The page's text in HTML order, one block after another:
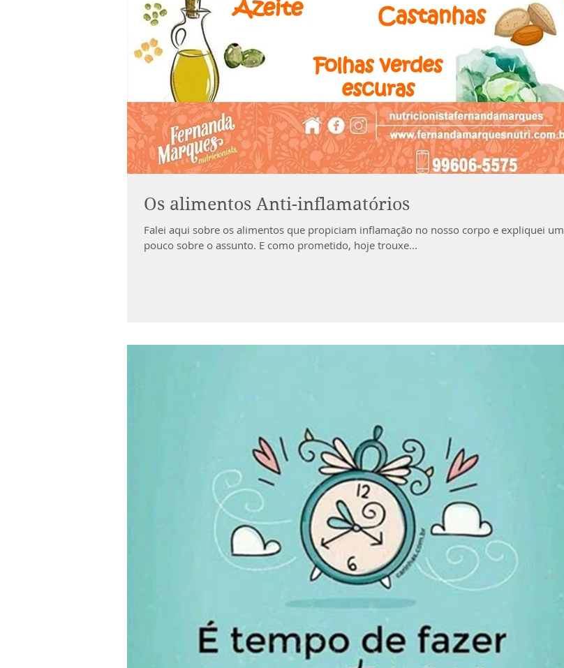
Os alimentos Anti-inflamatórios
Falei aqui sobre os alimentos que propiciam inflamação no nosso corpo e expliquei um
pouco sobre o assunto. E como prometido, hoje trouxe...